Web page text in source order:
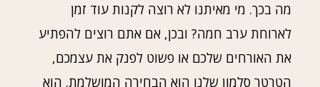
מה בכך. מי מאיתנו לא רוצה לקנות עוד זמן
לארוחת ערב חמה? ובכן, אם אתם רוצים להפתיע
את האורחים שלכם או פשוט לפנק את עצמכם,
הטרטר סלמון שלנו הוא הבחירה המושלמת. הוא